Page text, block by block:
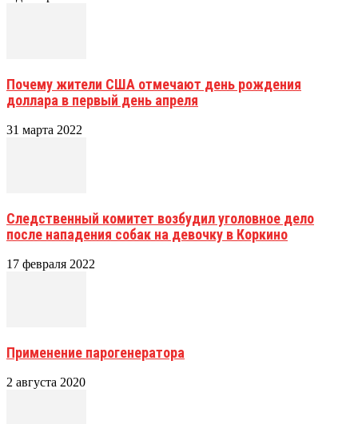
Почему жители США отмечают день рождения
доллара в первый день апреля
31 марта 2022
Следственный комитет возбудил уголовное дело
после нападения собак на девочку в Коркино
17 февраля 2022
Применение парогенератора
2 августа 2020